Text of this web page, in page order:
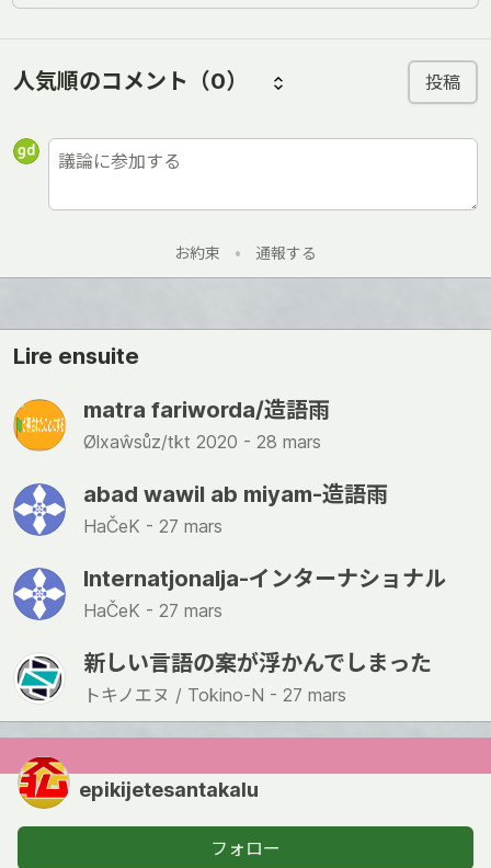
人気順のコメント （0） 投稿
お約束 • 通報する
Lire ensuite
matra fariworda/造語雨
Ølxaŵsůz/tkt 2020 - 28 mars
abad wawil ab miyam-造語雨
HaČeK - 27 mars
Internatjonalja-インターナショナル
HaČeK - 27 mars
新しい言語の案が浮かんでしまった
トキノエヌ / Tokino-N - 27 mars
epikijetesantakalu
フォロー